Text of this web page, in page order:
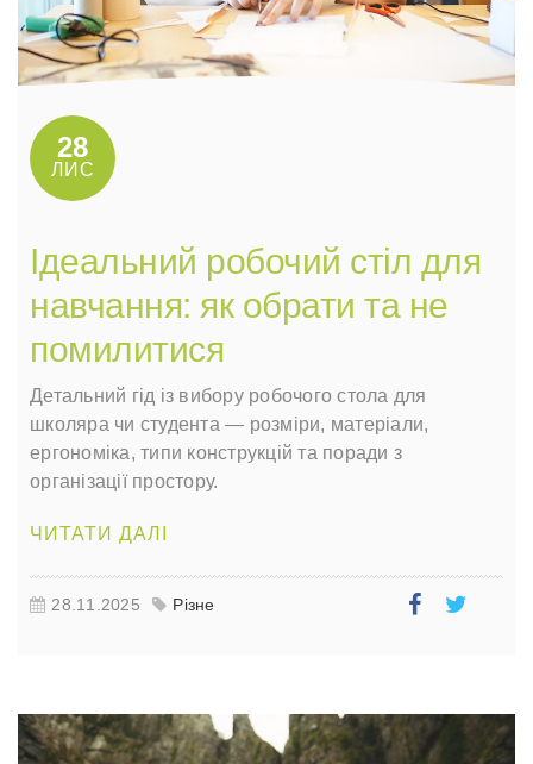
28
ЛИС
Ідеальний робочий стіл для
навчання: як обрати та не
помилитися
Детальний гід із вибору робочого стола для
школяра чи студента — розміри, матеріали,
ергономіка, типи конструкцій та поради з
організації простору.
ЧИТАТИ ДАЛІ
28.11.2025 Різне